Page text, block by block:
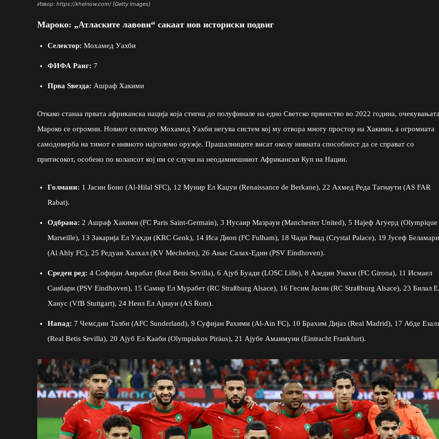
Извор: https://khelnow.com/ {Getty Images}
Мароко: „Атласките лавови“ сакаат нов историски подвиг
Селектор: Мохамед Уахби
ФИФА Ранг: 7
Прва Ѕвезда: Ашраф Хакими
Откако станаа првата африканска нација која стигна до полуфинале на едно Светско првенство во 2022 година,
Мароко се огромни. Новиот селектор Мохамед Уахби негува систем кој му отвора многу простор на Хакими, а огромната
самодоверба на тимот е нивното најголемо оружје. Прашалниците висат околу нивната способност да се справат со
притисокот, особено по колапсот кој им се случи на неодамнешниот Африкански Куп на Нации.
Голмани: 1 Јасин Боно (Al-Hilal SFC), 12 Мунир Ел Каџуи (Renaissance de Berkane), 22 Ахмед Реда Тагнаути (AS FAR
Rabat).
Одбрана: 2 Ашраф Хакими (FC Paris Saint-Germain), 3 Нусаир Мазрауи (Manchester United), 5 Најеф Агуерд (Olympique
Marseille), 13 Закарија Ел Уахди (KRC Genk), 14 Иса Диоп (FC Fulham), 18 Чади Риад (Crystal Palace), 19 Јусеф Беламари
(Al Ahly FC), 25 Редуан Халхал (KV Mechelen), 26 Анас Салах-Един (PSV Eindhoven).
Среден ред: 4 Софијан Амрабат (Real Betis Sevilla), 6 Ајуб Буади (LOSC Lille), 8 Азедин Унахи (FC Girona), 11 Исмаел
Саибари (PSV Eindhoven), 15 Самир Ел Мурабет (RC Straßburg Alsace), 16 Гесим Јасин (RC Straßburg Alsace), 23 Билал
Ханус (VfB Stuttgart), 24 Неил Ел Ајнауи (AS Rom).
Напад: 7 Чемсдин Талби (AFC Sunderland), 9 Суфијан Рахими (Al-Ain FC), 10 Брахим Дијаз (Real Madrid), 17 Абде
(Real Betis Sevilla), 20 Ајуб Ел Кааби (Olympiakos Piräus), 21 Ајубе Амаимуни (Eintracht Frankfurt).